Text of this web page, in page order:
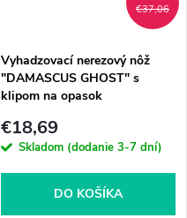
€37,06
Vyhadzovací nerezový nôž
"DAMASCUS GHOST" s
klipom na opasok
€18,69
Skladom (dodanie 3-7 dní)
DO KOŠÍKA